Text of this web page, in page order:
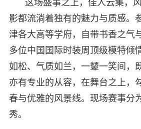
这场盛事之上，佳人云集，
影都流淌着独有的魅力与质感。
津各大高等学府，自带书香之气
多位中国国际时装周顶级模特倾
如松、气质如兰，一颦一笑间，
亦有专业的从容，在舞台之上，
春与优雅的风景线。现场赛事分
秀。